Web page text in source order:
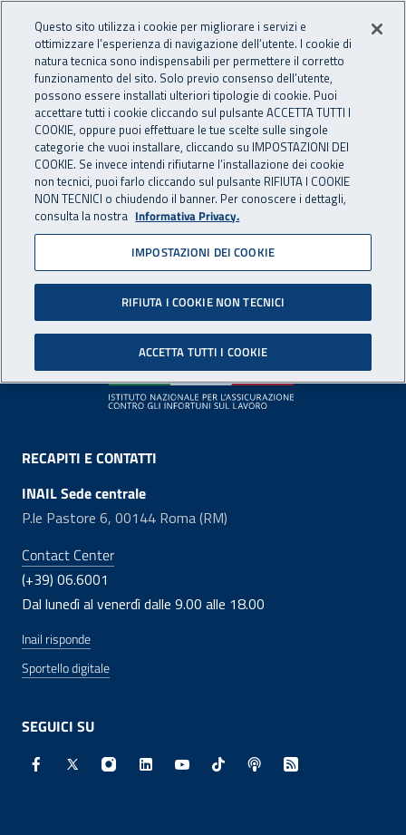
INAIL - Istituto Nazionale
Apri cerca
Navigazione principale
Pagina non disponibile
Il contenuto non è stato trovato. Per continuare la
navigazione è possibile ritornare alla
Footer
RECAPITI E CONTATTI
INAIL Sede centrale
P.le Pastore 6, 00144 Roma (RM)
Contact Center
(+39) 06.6001
Dal lunedì al venerdì dalle 9.00 alle 18.00
Inail risponde
Sportello digitale
SEGUICI SU
Facebook - Sito esterno - Apertura in nuova finestra
X - Sito esterno - Apertura in nuova finestra
Instagram - Sito esterno - Apertura in
Linkedin - Sito esterno - Apertura in
Youtube - Sito esterno -
TikTok - Sito esterno -
Spreaker - Sito
Feed RSS -
Questo sito utilizza i cookie per migliorare i servizi e
ottimizzare l’esperienza di navigazione dell’utente. I cookie di
natura tecnica sono indispensabili per permettere il corretto
funzionamento del sito. Solo previo consenso dell’utente,
possono essere installati ulteriori tipologie di cookie. Puoi
accettare tutti i cookie cliccando sul pulsante ACCETTA TUTTI I
COOKIE, oppure puoi effettuare le tue scelte sulle singole
categorie che vuoi installare, cliccando su IMPOSTAZIONI DEI
COOKIE. Se invece intendi rifiutarne l’installazione dei cookie
non tecnici, puoi farlo cliccando sul pulsante RIFIUTA I COOKIE
NON TECNICI o chiudendo il banner. Per conoscere i dettagli,
consulta la nostra Informativa Privacy.
IMPOSTAZIONI DEI COOKIE
RIFIUTA I COOKIE NON TECNICI
ACCETTA TUTTI I COOKIE